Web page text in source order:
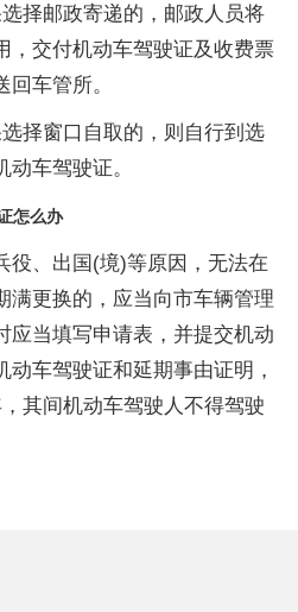
择邮政寄递的，邮政人员将
，交付机动车驾驶证及收费票
车管所。
择窗口自取的，则自行到选
车驾驶证。
怎么办
役、出国(境)等原因，无法在
满更换的，应当向市车辆管理
应当填写申请表，并提交机动
车驾驶证和延期事由证明，
其间机动车驾驶人不得驾驶